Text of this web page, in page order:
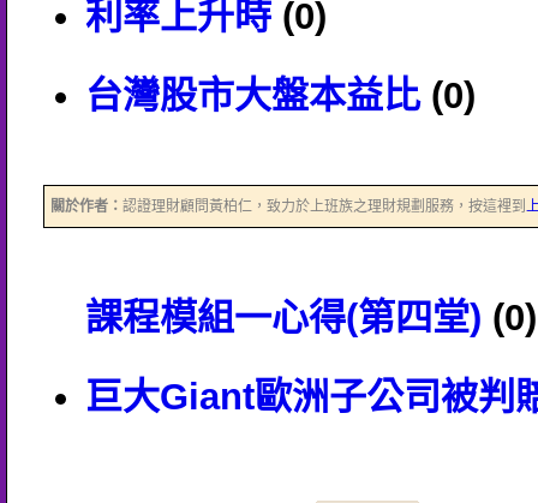
關於作者： 認證理財顧問黃柏仁，致力於上班族之理財規劃服務，按這裡到
利率上升時 (0)
台灣股市大盤本益比(0)
課程模組一心得(第四堂) (0)
巨大Giant歐洲子公司被判